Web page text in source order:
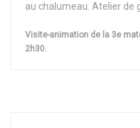
au chalumeau. Atelier de
Visite-animation de la 3e
2h30.